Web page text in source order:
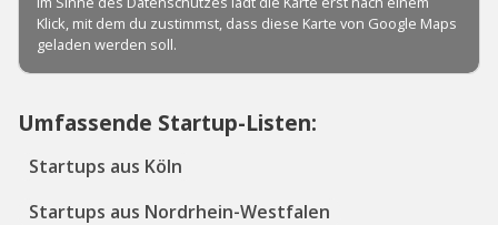
Umfassende Startup-Listen:
Startups aus Köln
Startups aus Nordrhein-Westfalen